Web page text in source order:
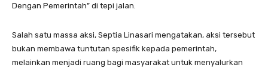
Dengan Pemerintah” di tepi jalan.
Salah satu massa aksi, Septia Linasari mengatakan, aksi tersebut
bukan membawa tuntutan spesifik kepada pemerintah,
melainkan menjadi ruang bagi masyarakat untuk menyalurkan